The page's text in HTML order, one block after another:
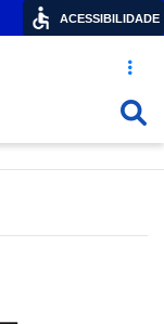
Acesso
ACESSIBILIDADE